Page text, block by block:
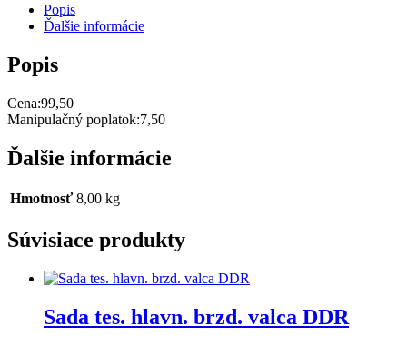
Popis
Ďalšie informácie
Popis
Cena:99,50
Manipulačný poplatok:7,50
Ďalšie informácie
Hmotnosť 8,00 kg
Súvisiace produkty
Sada tes. hlavn. brzd. valca DDR